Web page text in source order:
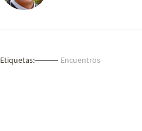
Etiquetas: Encuentros